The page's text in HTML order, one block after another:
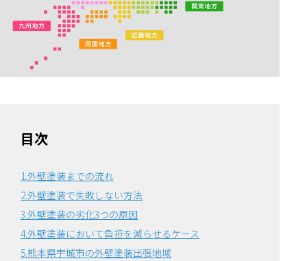
目次
1.外壁塗装までの流れ
2.外壁塗装で失敗しない方法
3.外壁塗装の劣化3つの原因
4.外壁塗装において負担を減らせるケース
5.熊本県宇城市の外壁塗装出張地域